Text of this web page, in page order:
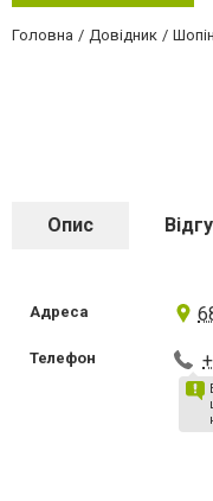
Головна Довідник
Опис
Адреса
Телефон